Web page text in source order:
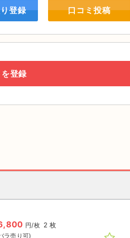
登録 口コミ投稿
登録
円/枚 2 枚